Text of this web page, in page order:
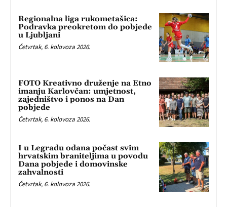
Regionalna liga rukometašica:
Podravka preokretom do pobjede
u Ljubljani
Četvrtak, 6. kolovoza 2026.
FOTO Kreativno druženje na Etno
imanju Karlovčan: umjetnost,
zajedništvo i ponos na Dan
pobjede
Četvrtak, 6. kolovoza 2026.
I u Legradu odana počast svim
hrvatskim braniteljima u povodu
Dana pobjede i domovinske
zahvalnosti
Četvrtak, 6. kolovoza 2026.